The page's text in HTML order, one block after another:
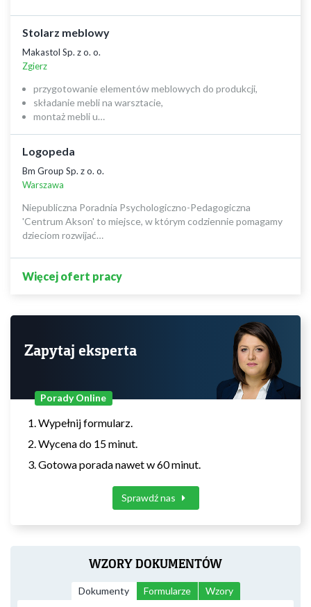
Stolarz meblowy
Makastol Sp. z o. o.
Zgierz
przygotowanie elementów meblowych do produkcji,
składanie mebli na warsztacie,
montaż mebli u…
Logopeda
Bm Group Sp. z o. o.
Warszawa
Niepubliczna Poradnia Psychologiczno-Pedagogiczna
'Centrum Akson' to miejsce, w którym codziennie pomagamy
dzieciom rozwijać…
Więcej ofert pracy
Zapytaj eksperta
Porady Online
Wypełnij formularz.
Wycena do 15 minut.
Gotowa porada nawet w 60 minut.
Sprawdź nas
WZORY DOKUMENTÓW
Dokumenty Formularze Wzory